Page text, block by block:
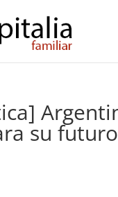
su futuro